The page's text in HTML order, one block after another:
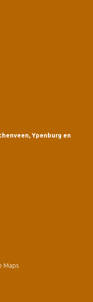
Ypenburg en
Maps